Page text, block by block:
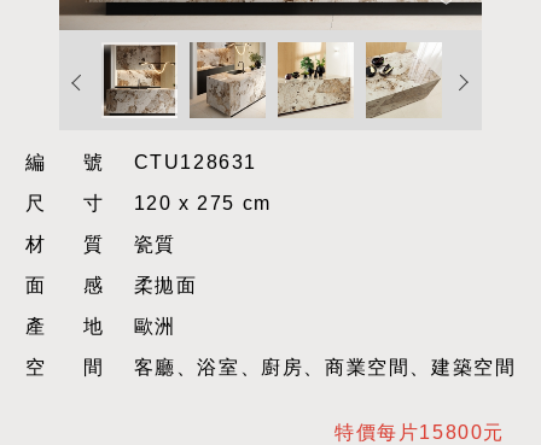
編號CTU128631
尺寸120 x 275 cm
材質瓷質
面感柔拋面
產地歐洲
空間客廳、浴室、廚房、商業空間、建築空間
特價每片15800元